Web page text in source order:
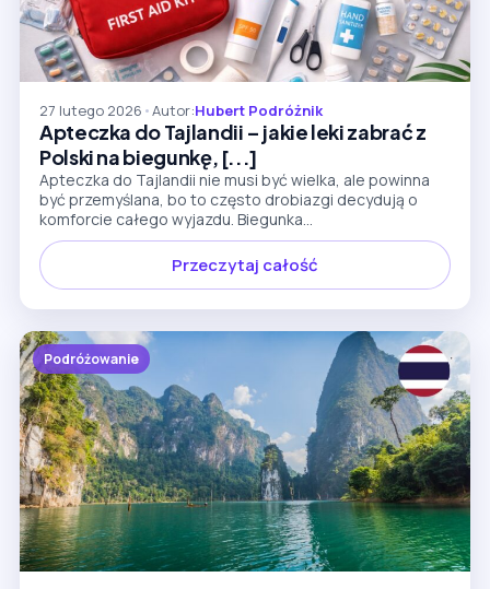
27 lutego 2026 •Autor:Hubert Podróżnik
Apteczka do Tajlandii – jakie leki zabrać z
Polski na biegunkę, [...]
Apteczka do Tajlandii nie musi być wielka, ale powinna
być przemyślana, bo to często drobiazgi decydują o
komforcie całego wyjazdu. Biegunka...
Przeczytaj całość
Podróżowanie